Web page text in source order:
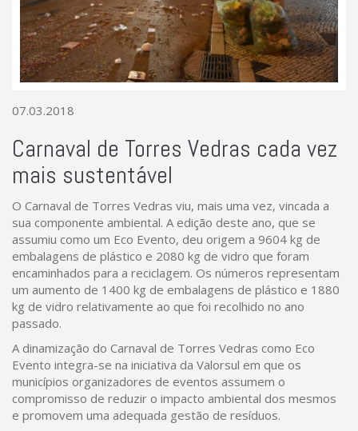
07.03.2018
Carnaval de Torres Vedras cada vez
mais sustentável
O Carnaval de Torres Vedras viu, mais uma vez, vincada a
sua componente ambiental. A edição deste ano, que se
assumiu como um Eco Evento, deu origem a 9604 kg de
embalagens de plástico e 2080 kg de vidro que foram
encaminhados para a reciclagem. Os números representam
um aumento de 1400 kg de embalagens de plástico e 1880
kg de vidro relativamente ao que foi recolhido no ano
passado.
A dinamização do Carnaval de Torres Vedras como Eco
Evento integra-se na iniciativa da Valorsul em que os
municípios organizadores de eventos assumem o
compromisso de reduzir o impacto ambiental dos mesmos
e promovem uma adequada gestão de resíduos.